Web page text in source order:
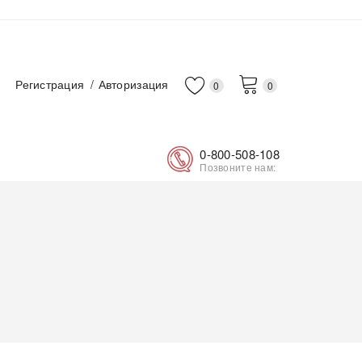
Регистрация Авторизация 0
0
0-800-508-108
Позвоните нам: